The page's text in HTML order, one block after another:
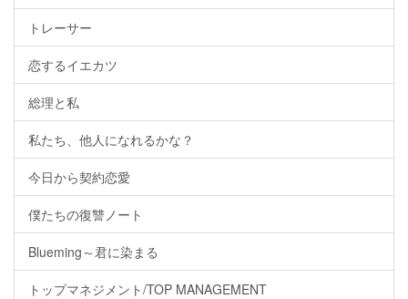
トレーサー
恋するイエカツ
総理と私
私たち、他人になれるかな？
今日から契約恋愛
僕たちの復讐ノート
Blueming～君に染まる
トップマネジメント/TOP MANAGEMENT